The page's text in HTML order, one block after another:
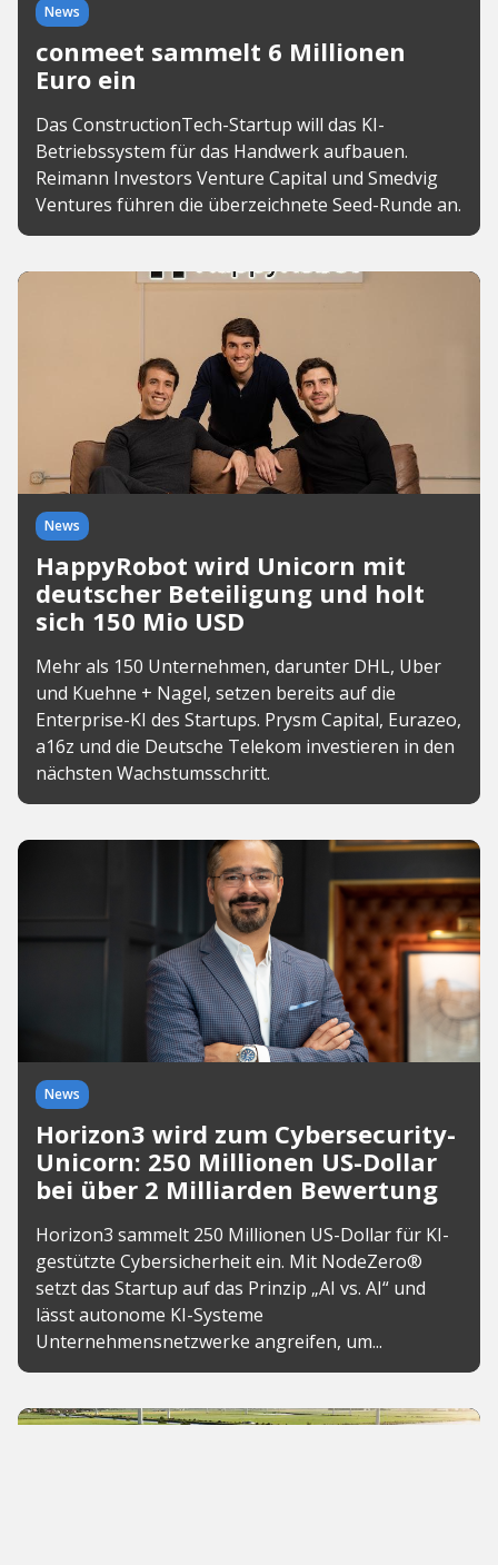
News
conmeet sammelt 6 Millionen
Euro ein
Das ConstructionTech-Startup will das KI-
Betriebssystem für das Handwerk aufbauen.
Reimann Investors Venture Capital und Smedvig
Ventures führen die überzeichnete Seed-Runde an.
News
HappyRobot wird Unicorn mit
deutscher Beteiligung und holt
sich 150 Mio USD
Mehr als 150 Unternehmen, darunter DHL, Uber
und Kuehne + Nagel, setzen bereits auf die
Enterprise-KI des Startups. Prysm Capital, Eurazeo,
a16z und die Deutsche Telekom investieren in den
nächsten Wachstumsschritt.
News
Horizon3 wird zum Cybersecurity-
Unicorn: 250 Millionen US-Dollar
bei über 2 Milliarden Bewertung
Horizon3 sammelt 250 Millionen US-Dollar für KI-
gestützte Cybersicherheit ein. Mit NodeZero®
setzt das Startup auf das Prinzip „AI vs. AI“ und
lässt autonome KI-Systeme
Unternehmensnetzwerke angreifen, um...